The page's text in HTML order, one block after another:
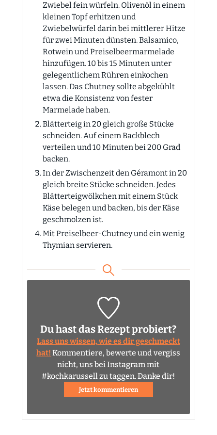
Zwiebel fein würfeln. Olivenöl in einem
kleinen Topf erhitzen und
Zwiebelwürfel darin bei mittlerer Hitze
für zwei Minuten dünsten. Balsamico,
Rotwein und Preiselbeermarmelade
hinzufügen. 10 bis 15 Minuten unter
gelegentlichem Rühren einkochen
lassen. Das Chutney sollte abgekühlt
etwa die Konsistenz von fester
Marmelade haben.
Blätterteig in 20 gleich große Stücke
schneiden. Auf einem Backblech
verteilen und 10 Minuten bei 200 Grad
backen.
In der Zwischenzeit den Géramont in 20
gleich breite Stücke schneiden. Jedes
Blätterteigwölkchen mit einem Stück
Käse belegen und backen, bis der Käse
geschmolzen ist.
Mit Preiselbeer-Chutney und ein wenig
Thymian servieren.
Du hast das Rezept probiert?
Lass uns wissen, wie es dir geschmeckt
hat! Kommentiere, bewerte und vergiss
nicht, uns bei Instagram mit
#kochkarussell zu taggen. Danke dir!
Jetzt kommentieren